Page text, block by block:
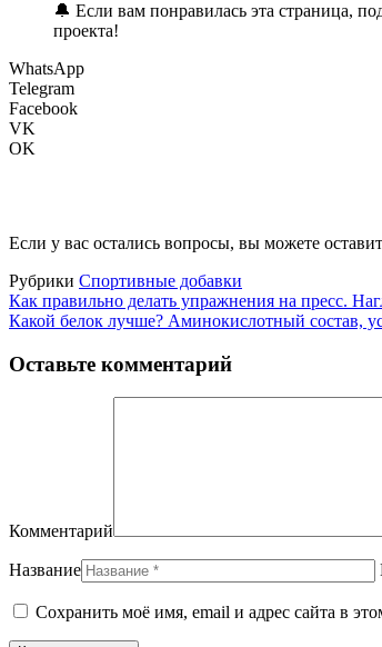
🔔 Если вам понравилась эта страница,
проекта!
WhatsApp
Telegram
Facebook
VK
OK
Если у вас остались вопросы, вы можете
Рубрики Спортивные добавки
Как правильно делать упражнения на пресс.
Какой белок лучше? Аминокислотный состав,
Оставьте комментарий
Комментарий
Название
Сохранить моё имя, email и адрес сайта в